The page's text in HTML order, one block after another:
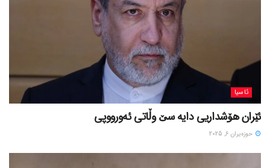
ئاسیا
ئێران هۆشداریی دایە سێ وڵاتی ئەورووپی
حوزه‌یران 6, 2025